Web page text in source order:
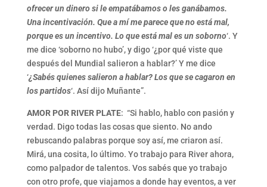
ofrecer un dinero si le empatábamos o les ganábamos.
Una incentivación. Que a mí me parece que no está mal,
porque es un incentivo. Lo que está mal es un soborno‘. Y
me dice ‘soborno no hubo’, y digo ‘¿por qué viste que
después del Mundial salieron a hablar?’ Y me dice
‘¿Sabés quienes salieron a hablar? Los que se cagaron en
los partidos‘. Así dijo Muñante”.
AMOR POR RIVER PLATE: “Si hablo, hablo con pasión y
verdad. Digo todas las cosas que siento. No ando
rebuscando palabras porque soy así, me criaron así.
Mirá, una cosita, lo último. Yo trabajo para River ahora,
como palpador de talentos. Vos sabés que yo trabajo
con otro profe, que viajamos a donde hay eventos, a ver